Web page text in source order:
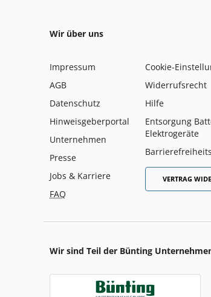
Wir über uns
Impressum
AGB
Datenschutz
Hinweisgeberportal
Unternehmen
Presse
Jobs & Karriere
FAQ
Cookie-
Widerrufsrecht
Hilfe
Entsorgung
Elektrogeräte
VERTRAG
Wir sind Teil der Bünting